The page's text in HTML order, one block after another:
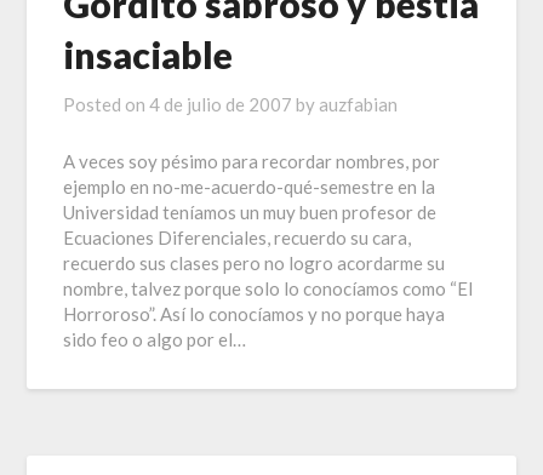
insaciable
Posted on4 de julio de 2007 by auzfabian
A veces soy pésimo para recordar nombres, por
ejemplo en no-me-acuerdo-qué-semestre en la
Universidad teníamos un muy buen profesor de
Ecuaciones Diferenciales, recuerdo su cara,
recuerdo sus clases pero no logro acordarme su
nombre, talvez porque solo lo conocíamos como “El
Horroroso”. Así lo conocíamos y no porque haya
sido feo o algo por el…